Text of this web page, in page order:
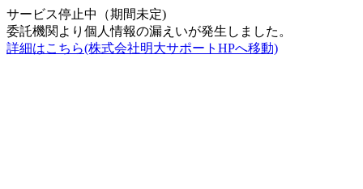
サービス停止中（期間未定)
委託機関より個人情報の漏えいが発生しました。
詳細はこちら(株式会社明大サポートHPへ移動)